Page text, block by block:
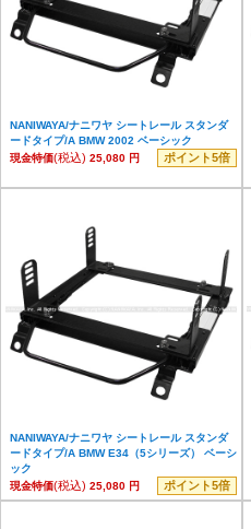
NANIWAYA/ナニワヤ シートレール スタンダ
ードタイプ/A BMW 2002 ベーシック
現金特価(税込) 25,080 円 ポイント5倍
NANIWAYA/ナニワヤ シートレール スタンダ
ードタイプ/A BMW E34（5シリーズ） ベーシ
ック
現金特価(税込) 25,080 円 ポイント5倍